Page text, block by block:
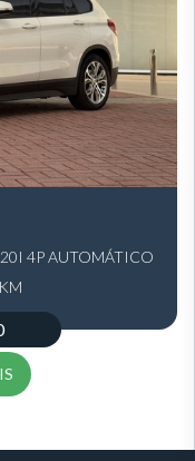
4P AUTOMÁTICO